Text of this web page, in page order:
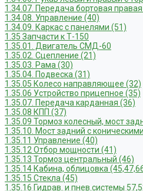
1.34.07. Передача бортовая
1.34.08. Управление (40)
1.34.09. Каркас с панелями (51)
1.35 Запчасти к Т-150
1.35.01. Двигатель СМД-60
1.35.02. Сцепление (21)
1.35.03. Рама (30)
1.35.04. Подвеска (31)
1.35.05 Колесо направляющее (32)
1.35.06 Устройство прицепное (35)
1.35.07. Передача карданная (36)
1.35.08 КПП (37)
1.35.09 Тормоз колесный, мост
1.35.10. Мост задний с
1.35.11 Управление (40)
1.35.12 Отбор мощности (41)
1.35.13 Тормоз центральный (46)
1.35.14 Кабина, облицовка
1.35.15 Стекла (45)
1.35.16 Гидрав. и пнев.системы